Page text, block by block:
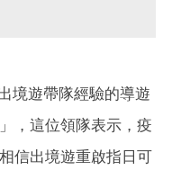
境遊帶隊經驗的導遊
，這位領隊表示，疫
信出境遊重啟指日可